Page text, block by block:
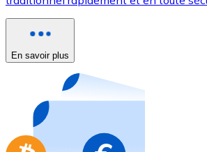
Acheter avec carte
Nouveau
Achetez des cartes-cadeaux de
Aller à la boutique de cartes-
En savoir plus